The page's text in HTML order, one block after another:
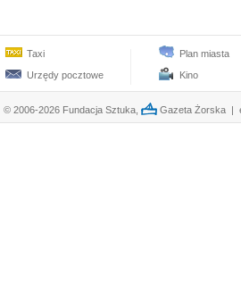
Taxi
Urzędy pocztowe
Plan miasta
Kino
© 2006-2026 Fundacja Sztuka, Gazeta Żorska |